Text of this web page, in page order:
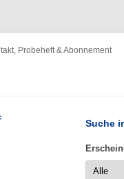
Probeheft & Abonnement
Suche